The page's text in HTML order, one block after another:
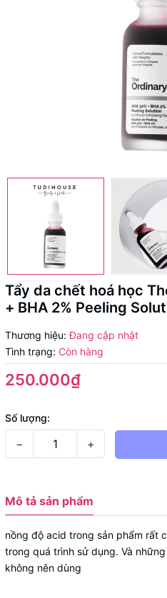
Tẩy da chết hoá học
+ BHA 2% Peeling
Thương hiệu: Đang cập nhật
Tình trạng: Còn hàng
250.000₫
Số lượng:
− +
Mô tả sản phẩm
nồng độ acid trong sản phẩm rất
trong quá trình sử dụng. Và
không nên dùng